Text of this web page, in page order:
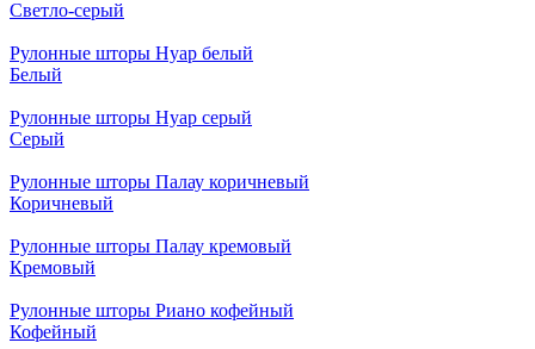
Светло-серый
Рулонные шторы Нуар белый
Белый
Рулонные шторы Нуар серый
Серый
Рулонные шторы Палау коричневый
Коричневый
Рулонные шторы Палау кремовый
Кремовый
Рулонные шторы Риано кофейный
Кофейный